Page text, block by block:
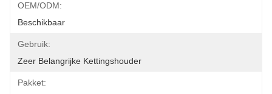
OEM/ODM:
Beschikbaar
Gebruik:
Zeer Belangrijke Kettingshouder
Pakket: